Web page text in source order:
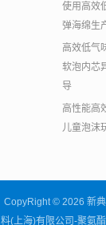
使用高效
弹海绵生
高效低气
软泡内芯
导
高性能高
儿童泡沫
CopyRight © 2026 新
料(上海)有限公司-聚氨